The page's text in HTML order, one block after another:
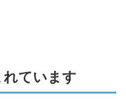
ています